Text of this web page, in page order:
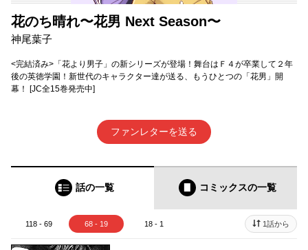
花のち晴れ〜花男 Next Season〜
神尾葉子
<完結済み>「花より男子」の新シリーズが登場！舞台はＦ４が卒業して２年
後の英徳学園！新世代のキャラクター達が送る、もうひとつの「花男」開
幕！ [JC全15巻発売中]
ファンレターを送る
話の一覧 コミックスの一覧
118 - 69 68 - 19 18 - 1 1話から